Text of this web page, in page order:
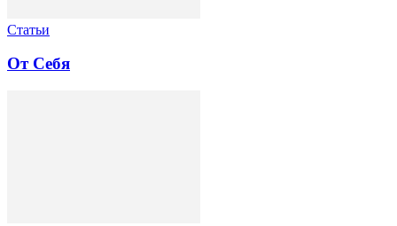
Статьи
От Себя